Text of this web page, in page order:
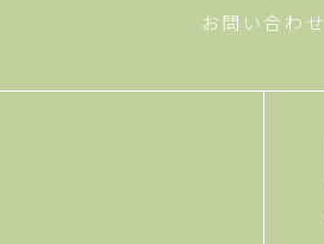
お問い合わせ